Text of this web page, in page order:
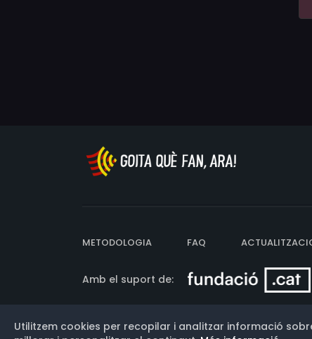
METODOLOGIA FAQ
Amb el suport de:
Versió: 3.13.0.202607011342
Utilitzem cookies per recopilar i analitzar informació